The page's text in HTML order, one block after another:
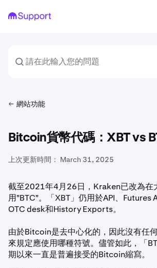
網站功能
Bitcoin貨幣代碼：XBT vs
上次更新時間： March 31, 2025
截至2021年4月26日，Kraken已改為在
用"BTC"。「XBT」仍用於API、Futures
OTC desk和History Exports。
由於Bitcoin是去中心化的，因此沒有任
來規定應使用哪種符號。儘管如此，「
期以來一直是普遍接受的Bitcoin縮寫。